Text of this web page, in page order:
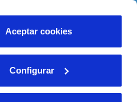
Aceptar cookies
Configurar